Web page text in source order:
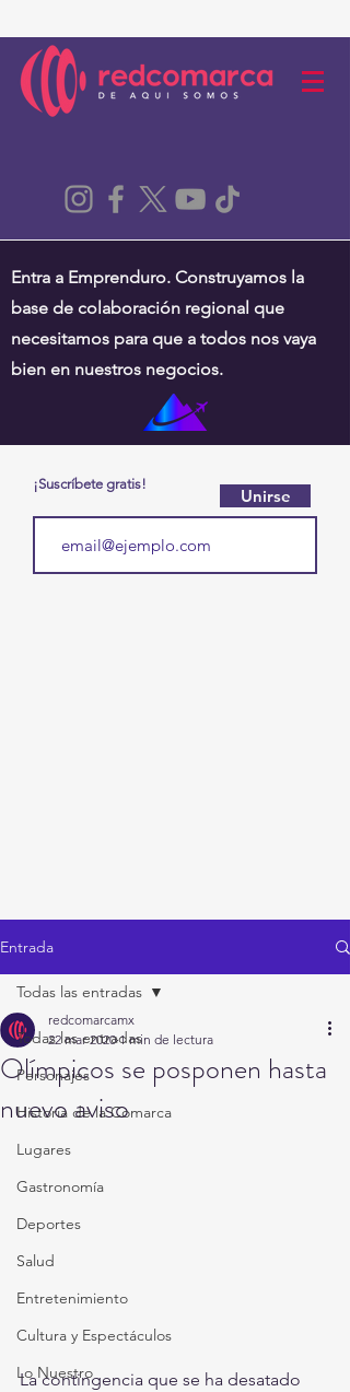
Entra a Emprenduro. Construyamos la
base de colaboración regional que
necesitamos para que a todos nos vaya
bien en nuestros negocios.
¡Suscríbete gratis!
Unirse
Entrada
Todas las entradas
Personajes
Historia de la Comarca
Lugares
Gastronomía
Deportes
Salud
Entretenimiento
Cultura y Espectáculos
Lo Nuestro
Todas las entradas
Olímpicos se posponen hasta
nuevo aviso
redcomarcamx
22 mar 2020 1 min de lectura
La contingencia que se ha desatado